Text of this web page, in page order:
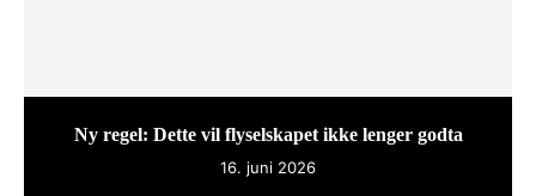
Ny regel: Dette vil flyselskapet ikke lenger godta
16. juni 2026